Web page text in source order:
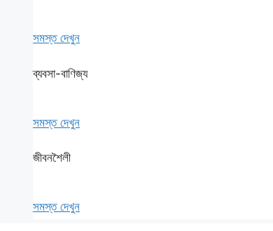
সমস্ত দেখুন
ব্যবসা-বাণিজ্য
সমস্ত দেখুন
জীবনশৈলী
সমস্ত দেখুন